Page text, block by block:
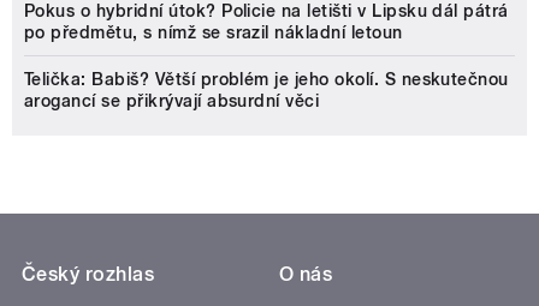
Pokus o hybridní útok? Policie na letišti v Lipsku dál pátrá
po předmětu, s nímž se srazil nákladní letoun
Telička: Babiš? Větší problém je jeho okolí. S neskutečnou
arogancí se přikrývají absurdní věci
Český rozhlas
O nás